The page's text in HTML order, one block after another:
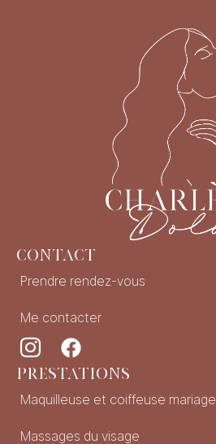
Contact
Prendre rendez-vous
Me contacter
Prestations
Maquilleuse et coiffeuse mariage
Massages du visage